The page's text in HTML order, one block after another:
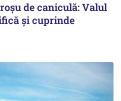
de caniculă: Valul
și cuprinde